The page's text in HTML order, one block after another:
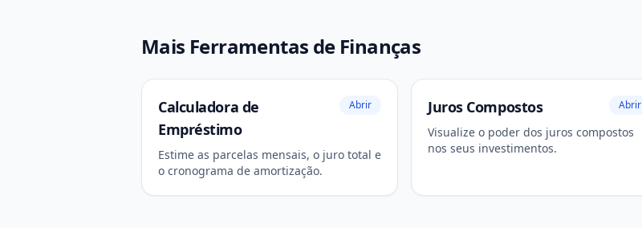
Mais Ferramentas de Finanças
Calculadora de
Empréstimo
Abrir
Estime as parcelas mensais, o juro total e
o cronograma de amortização.
Juros Compostos Abrir
Visualize o poder dos juros compostos
nos seus investimentos.